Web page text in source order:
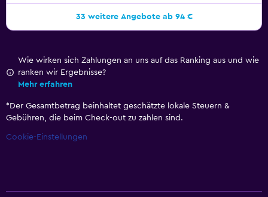
33 weitere Angebote ab 94 €
Wie wirken sich Zahlungen an uns auf das Ranking aus und wie
ranken wir Ergebnisse?
Mehr erfahren
* Der Gesamtbetrag beinhaltet geschätzte lokale Steuern &
Gebühren, die beim Check-out zu zahlen sind.
Cookie-Einstellungen